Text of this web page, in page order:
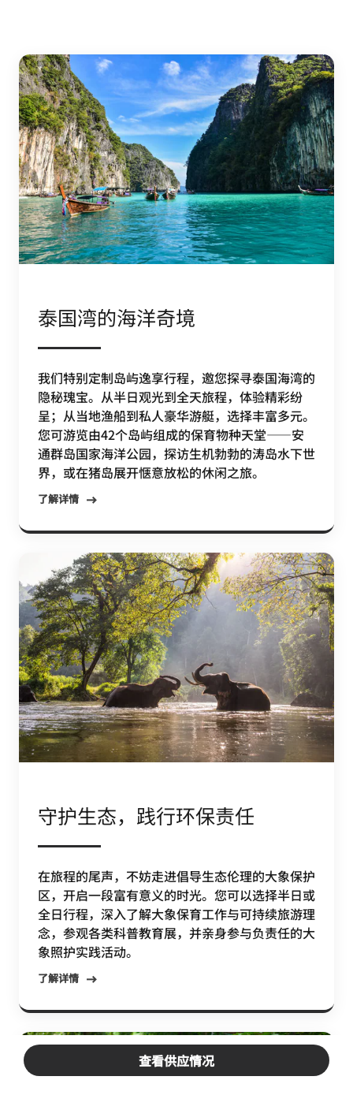
查看供应情况
泰国湾的海洋奇境
我们特别定制岛屿逸享行程，邀您探寻泰国海湾的
隐秘瑰宝。从半日观光到全天旅程，体验精彩纷
呈；从当地渔船到私人豪华游艇，选择丰富多元。
您可游览由42个岛屿组成的保育物种天堂——安
通群岛国家海洋公园，探访生机勃勃的涛岛水下世
界，或在猪岛展开惬意放松的休闲之旅。
了解详情
守护生态，践行环保责任
在旅程的尾声，不妨走进倡导生态伦理的大象保护
区，开启一段富有意义的时光。您可以选择半日或
全日行程，深入了解大象保育工作与可持续旅游理
念，参观各类科普教育展，并亲身参与负责任的大
象照护实践活动。
了解详情